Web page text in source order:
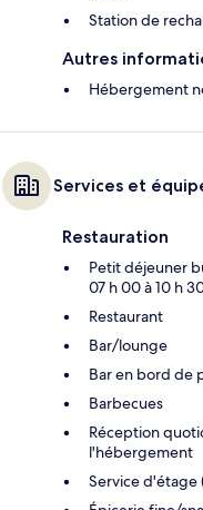
Station de
Autres
Hébergement
Services et
Restauration
Petit déjeuner
07 h 00 à 10 h
Restaurant
Bar/lounge
Bar en bord de
Barbecues
Réception
l'hébergement
Service d'étage